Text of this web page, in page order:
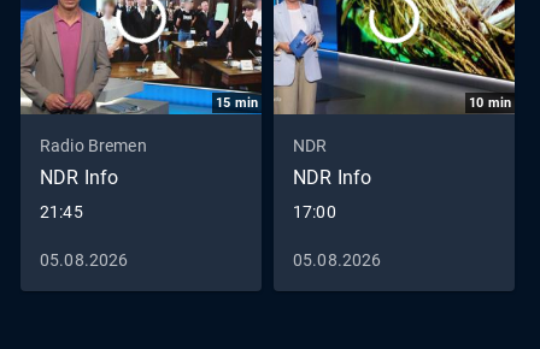
15 min
Radio Bremen
NDR Info
21:45
05.08.2026
10 min
NDR
NDR Info
17:00
05.08.2026